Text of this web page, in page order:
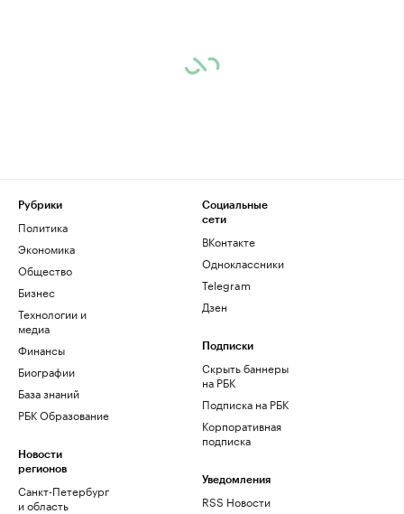
Рубрики
Политика
Экономика
Общество
Бизнес
Технологии и
медиа
Финансы
Биографии
База знаний
РБК Образование
Новости
регионов
Санкт-Петербург
и область
Социальные
сети
ВКонтакте
Одноклассники
Telegram
Дзен
Подписки
Скрыть баннеры
на РБК
Подписка на РБК
Корпоративная
подписка
Уведомления
RSS Новости